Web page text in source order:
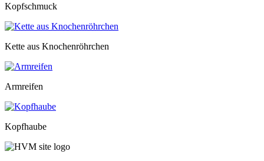
Kopfschmuck
Kette aus Knochenröhrchen
Armreifen
Kopfhaube